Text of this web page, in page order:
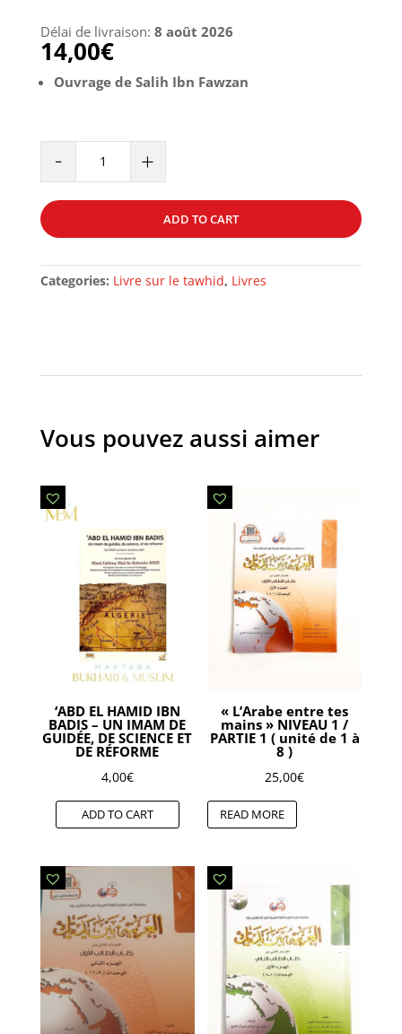
Délai de livraison: 8 août 2026
14,00€
Ouvrage de Salih Ibn Fawzan
-
Al-
Ha'iyah
+
ADD TO CART
Categories: Livre sur le tawhid, Livres
Vous pouvez aussi aimer
‘ABD EL HAMID IBN
BADIS – UN IMAM DE
GUIDÉE, DE SCIENCE ET
DE RÉFORME
4,00€
ADD TO CART
« L’Arabe entre tes
mains » NIVEAU 1 /
PARTIE 1 ( unité de 1 à
8 )
25,00€
READ MORE